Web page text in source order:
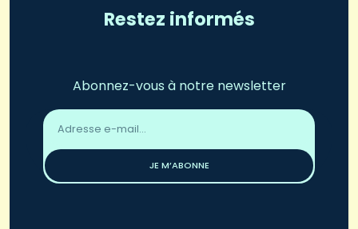
Restez informés
Abonnez-vous à notre newsletter
Adresse
email
JE M’ABONNE